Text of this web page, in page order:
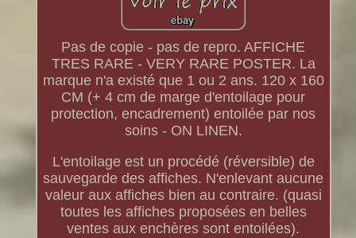
Pas de copie - pas de repro. AFFICHE
TRES RARE - VERY RARE POSTER. La
marque n'a existé que 1 ou 2 ans. 120 x 160
CM (+ 4 cm de marge d'entoilage pour
protection, encadrement) entoilée par nos
soins - ON LINEN.
L'entoilage est un procédé (réversible) de
sauvegarde des affiches. N'enlevant aucune
valeur aux affiches bien au contraire. (quasi
toutes les affiches proposées en belles
ventes aux enchères sont entoilées).